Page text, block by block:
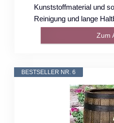
Kunststoffmaterial und
Reinigung und lange
Zum
BESTSELLER NR. 6